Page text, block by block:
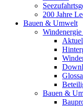
200 Jahre
Bauen & Umwelt
Bauen &